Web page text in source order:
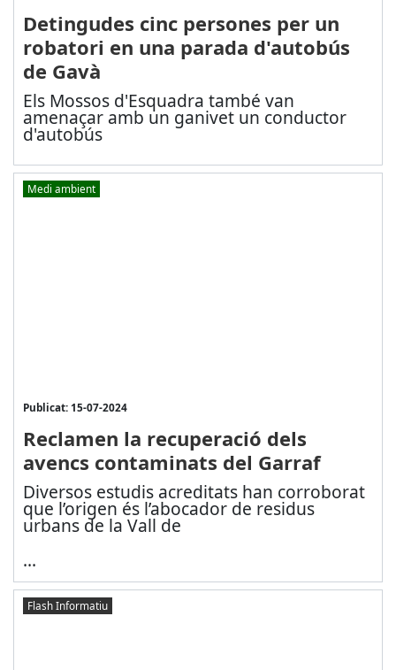
Detingudes cinc persones per un
robatori en una parada d'autobús
de Gavà
Els Mossos d'Esquadra també van
amenaçar amb un ganivet un conductor
d'autobús
Medi ambient
Publicat: 15-07-2024
Reclamen la recuperació dels
avencs contaminats del Garraf
Diversos estudis acreditats han corroborat
que l’origen és l’abocador de residus
urbans de la Vall de
...
Flash Informatiu